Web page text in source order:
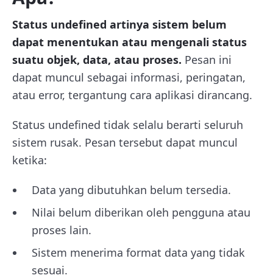
Status undefined artinya sistem belum
dapat menentukan atau mengenali status
suatu objek, data, atau proses. Pesan ini
dapat muncul sebagai informasi, peringatan,
atau error, tergantung cara aplikasi dirancang.
Status undefined tidak selalu berarti seluruh
sistem rusak. Pesan tersebut dapat muncul
ketika:
Data yang dibutuhkan belum tersedia.
Nilai belum diberikan oleh pengguna atau
proses lain.
Sistem menerima format data yang tidak
sesuai.